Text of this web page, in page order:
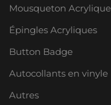
Mousqueton Acrylique
Épingles Acryliques
Button Badge
Autocollants en vinyle
Autres